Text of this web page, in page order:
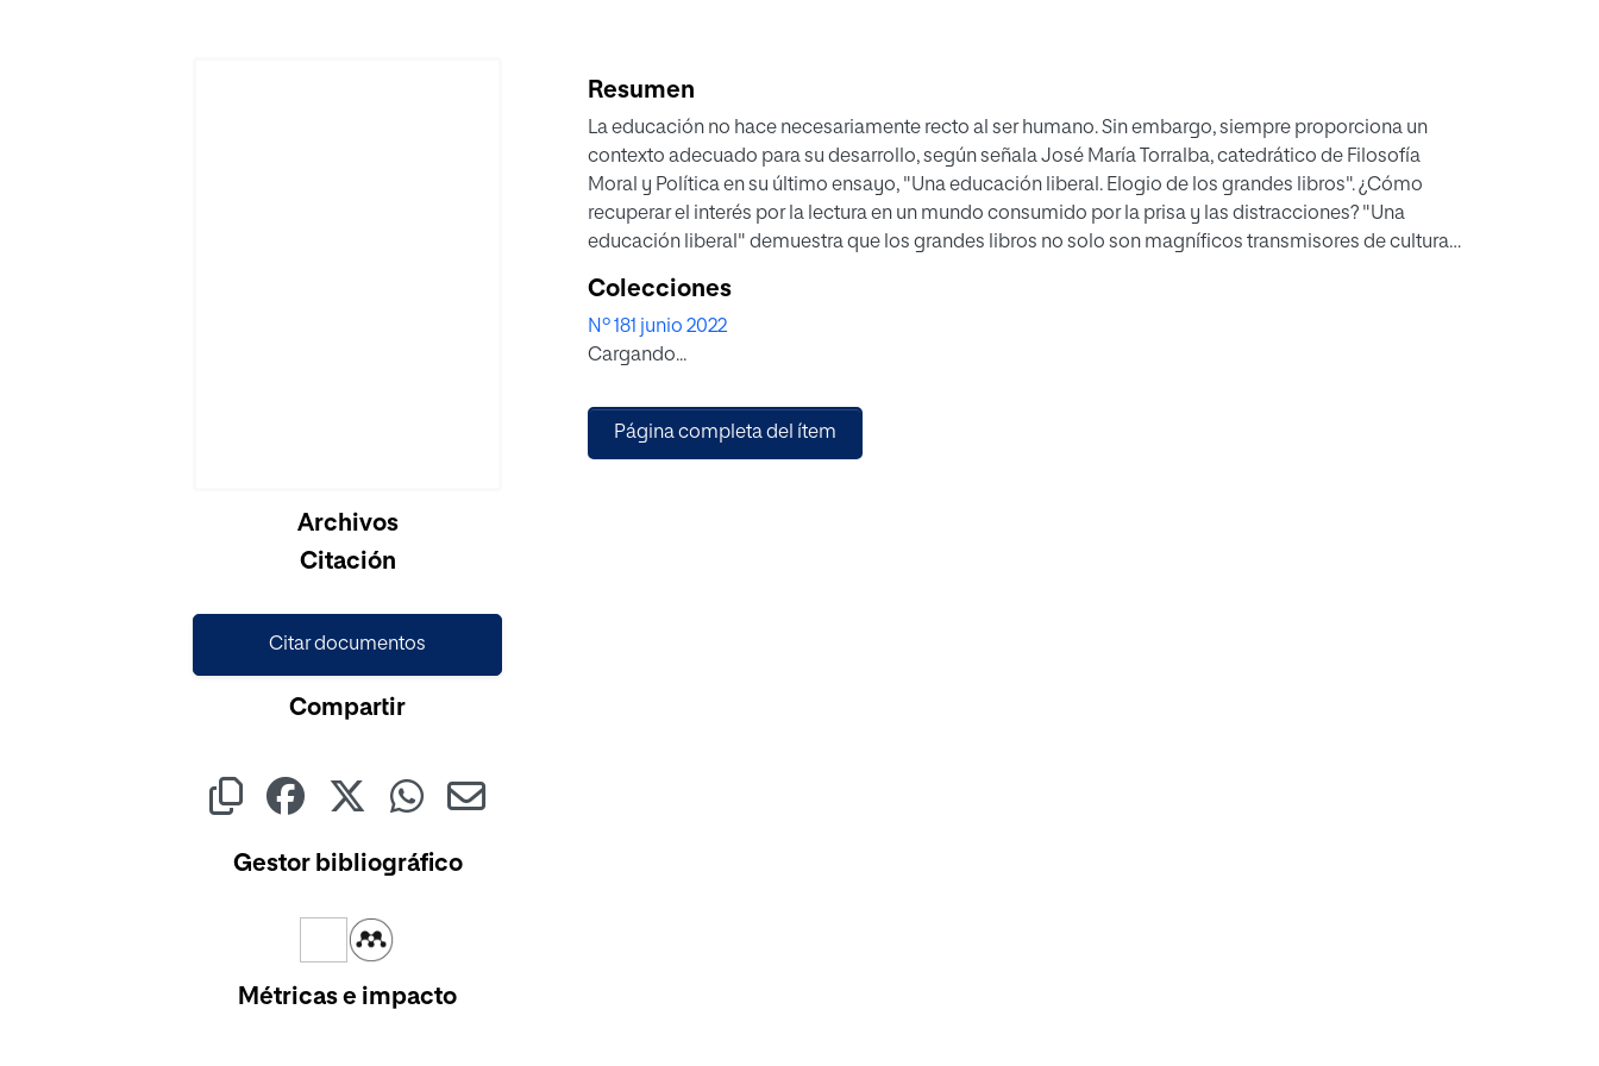
Cargando...Archivos
Citación
Citar documentos
Compartir
Gestor bibliográfico
Métricas e impacto
Resumen
La educación no hace necesariamente recto al ser humano. Sin embargo, siempre proporciona un
contexto adecuado para su desarrollo, según señala José María Torralba, catedrático de Filosofía
Moral y Política en su último ensayo, "Una educación liberal. Elogio de los grandes libros". ¿Cómo
recuperar el interés por la lectura en un mundo consumido por la prisa y las distracciones? "Una
educación liberal" demuestra que los grandes libros no solo son magníficos transmisores de cultura,
Colecciones
Nº 181 junio 2022
Cargando...
Página completa del ítem